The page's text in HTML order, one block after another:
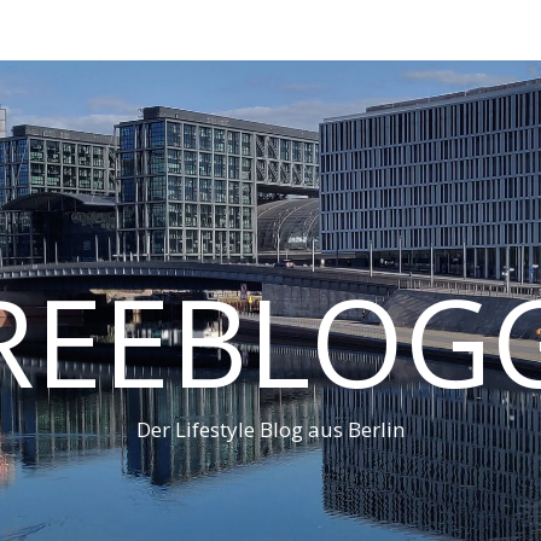
Der Lifestyle Blog aus Berlin